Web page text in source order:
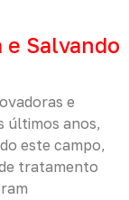
e Salvando
e
últimos anos,
este campo,
tratamento